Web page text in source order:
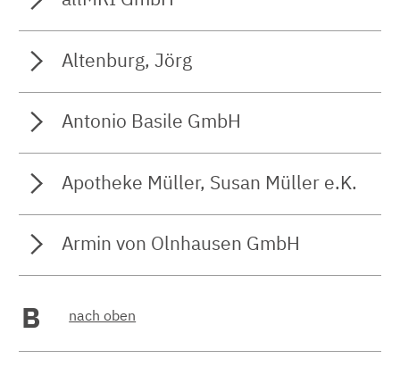
Altenburg, Jörg
Antonio Basile GmbH
Apotheke Müller, Susan Müller e.K.
Armin von Olnhausen GmbH
B nach oben